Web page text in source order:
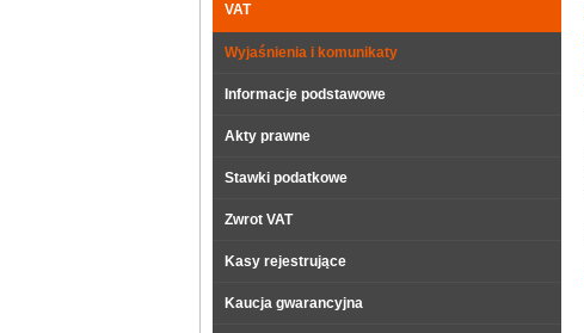
VAT
Wyjaśnienia i komunikaty
Informacje podstawowe
Akty prawne
Stawki podatkowe
Zwrot VAT
Kasy rejestrujące
Kaucja gwarancyjna